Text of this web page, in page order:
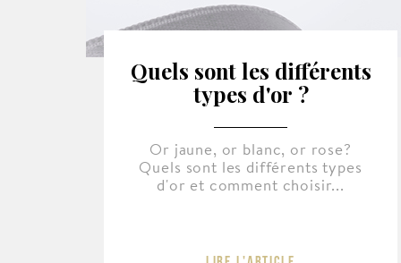
Quels sont les différents
types d'or ?
Or jaune, or blanc, or rose?
Quels sont les différents types
d'or et comment choisir...